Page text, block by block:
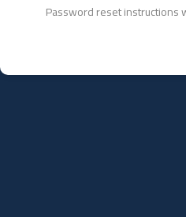
Password reset instructions